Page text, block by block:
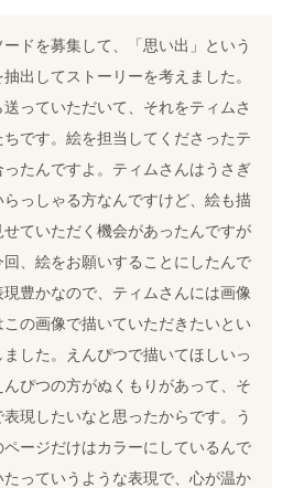
ドを募集して、「思い出」という
出してストーリーを考えました。
っていただいて、それをティムさ
です。絵を担当してくださったテ
ったんですよ。ティムさんはうさぎ
っしゃる方なんですけど、絵も描
ていただく機会があったんですが
、絵をお願いすることにしたんで
豊かなので、ティムさんには画像
の画像で描いていただきたいとい
した。えんぴつで描いてほしいっ
ぴつの方がぬくもりがあって、そ
現したいなと思ったからです。う
ージだけはカラーにしているんで
っていうような表現で、心が温か